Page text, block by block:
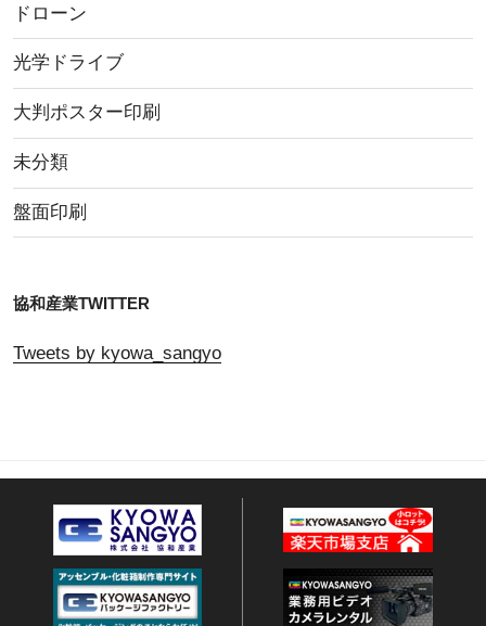
ドローン
光学ドライブ
大判ポスター印刷
未分類
盤面印刷
協和産業TWITTER
Tweets by kyowa_sangyo